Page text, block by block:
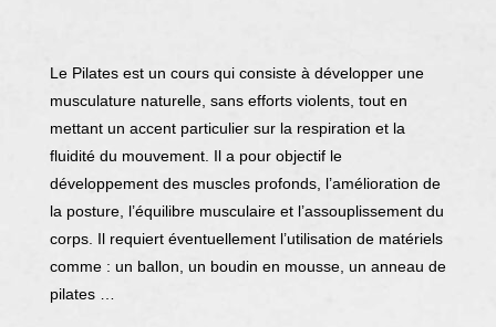
Le Pilates est un cours qui consiste à développer une
musculature naturelle, sans efforts violents, tout en
mettant un accent particulier sur la respiration et la
fluidité du mouvement. Il a pour objectif le
développement des muscles profonds, l’amélioration de
la posture, l’équilibre musculaire et l’assouplissement du
corps. Il requiert éventuellement l’utilisation de matériels
comme : un ballon, un boudin en mousse, un anneau de
pilates …